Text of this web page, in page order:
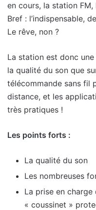
en cours, la station
Bref : l’indispensable,
Le rêve, non ?
La station est donc
la qualité du son que
télécommande sans fil
distance, et les
très pratiques !
Les points forts :
La qualité du son
Les nombreuses
La prise en
« coussinet »